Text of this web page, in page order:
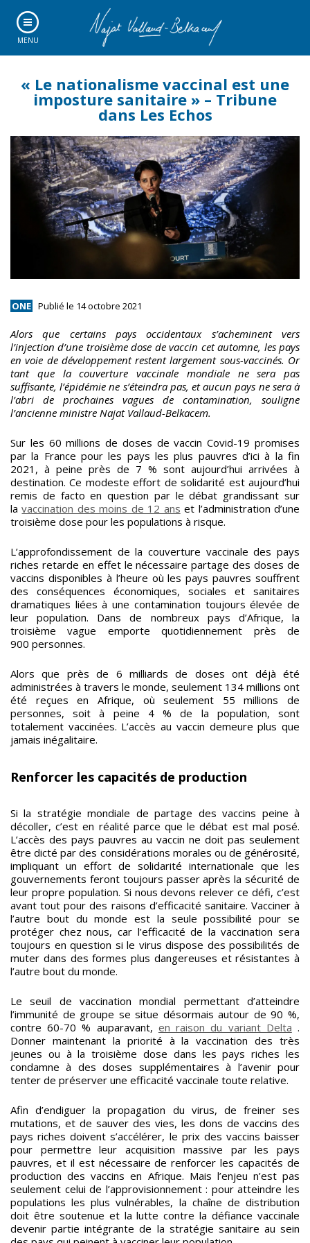
MENU
« Le nationalisme vaccinal est une
imposture sanitaire » – Tribune
dans Les Echos
ONE Publié le 14 octobre 2021
Alors que certains pays occidentaux s’acheminent vers
l’injection d’une troisième dose de vaccin cet automne, les pays
en voie de développement restent largement sous-vaccinés. Or
tant que la couverture vaccinale mondiale ne sera pas
suffisante, l’épidémie ne s’éteindra pas, et aucun pays ne sera à
l’abri de prochaines vagues de contamination, souligne
l’ancienne ministre Najat Vallaud-Belkacem.
Sur les 60 millions de doses de vaccin Covid-19 promises
par la France pour les pays les plus pauvres d’ici à la fin
2021, à peine près de 7 % sont aujourd’hui arrivées à
destination. Ce modeste effort de solidarité est aujourd’hui
remis de facto en question par le débat grandissant sur
lavaccination des moins de 12 ans et l’administration d’une
troisième dose pour les populations à risque.
L’approfondissement de la couverture vaccinale des pays
riches retarde en effet le nécessaire partage des doses de
vaccins disponibles à l’heure où les pays pauvres souffrent
des conséquences économiques, sociales et sanitaires
dramatiques liées à une contamination toujours élevée de
leur population. Dans de nombreux pays d’Afrique, la
troisième vague emporte quotidiennement près de
900 personnes.
Alors que près de 6 milliards de doses ont déjà été
administrées à travers le monde, seulement 134 millions ont
été reçues en Afrique, où seulement 55 millions de
personnes, soit à peine 4 % de la population, sont
totalement vaccinées. L’accès au vaccin demeure plus que
jamais inégalitaire.
Renforcer les capacités de production
Si la stratégie mondiale de partage des vaccins peine à
décoller, c’est en réalité parce que le débat est mal posé.
L’accès des pays pauvres au vaccin ne doit pas seulement
être dicté par des considérations morales ou de générosité,
impliquant un effort de solidarité internationale que les
gouvernements feront toujours passer après la sécurité de
leur propre population. Si nous devons relever ce défi, c’est
avant tout pour des raisons d’efficacité sanitaire. Vacciner à
l’autre bout du monde est la seule possibilité pour se
protéger chez nous, car l’efficacité de la vaccination sera
toujours en question si le virus dispose des possibilités de
muter dans des formes plus dangereuses et résistantes à
l’autre bout du monde.
Le seuil de vaccination mondial permettant d’atteindre
l’immunité de groupe se situe désormais autour de 90 %,
contre 60-70 % auparavant, en raison du variant Delta .
Donner maintenant la priorité à la vaccination des très
jeunes ou à la troisième dose dans les pays riches les
condamne à des doses supplémentaires à l’avenir pour
tenter de préserver une efficacité vaccinale toute relative.
Afin d’endiguer la propagation du virus, de freiner ses
mutations, et de sauver des vies, les dons de vaccins des
pays riches doivent s’accélérer, le prix des vaccins baisser
pour permettre leur acquisition massive par les pays
pauvres, et il est nécessaire de renforcer les capacités de
production des vaccins en Afrique. Mais l’enjeu n’est pas
seulement celui de l’approvisionnement : pour atteindre les
populations les plus vulnérables, la chaîne de distribution
doit être soutenue et la lutte contre la défiance vaccinale
devenir partie intégrante de la stratégie sanitaire au sein